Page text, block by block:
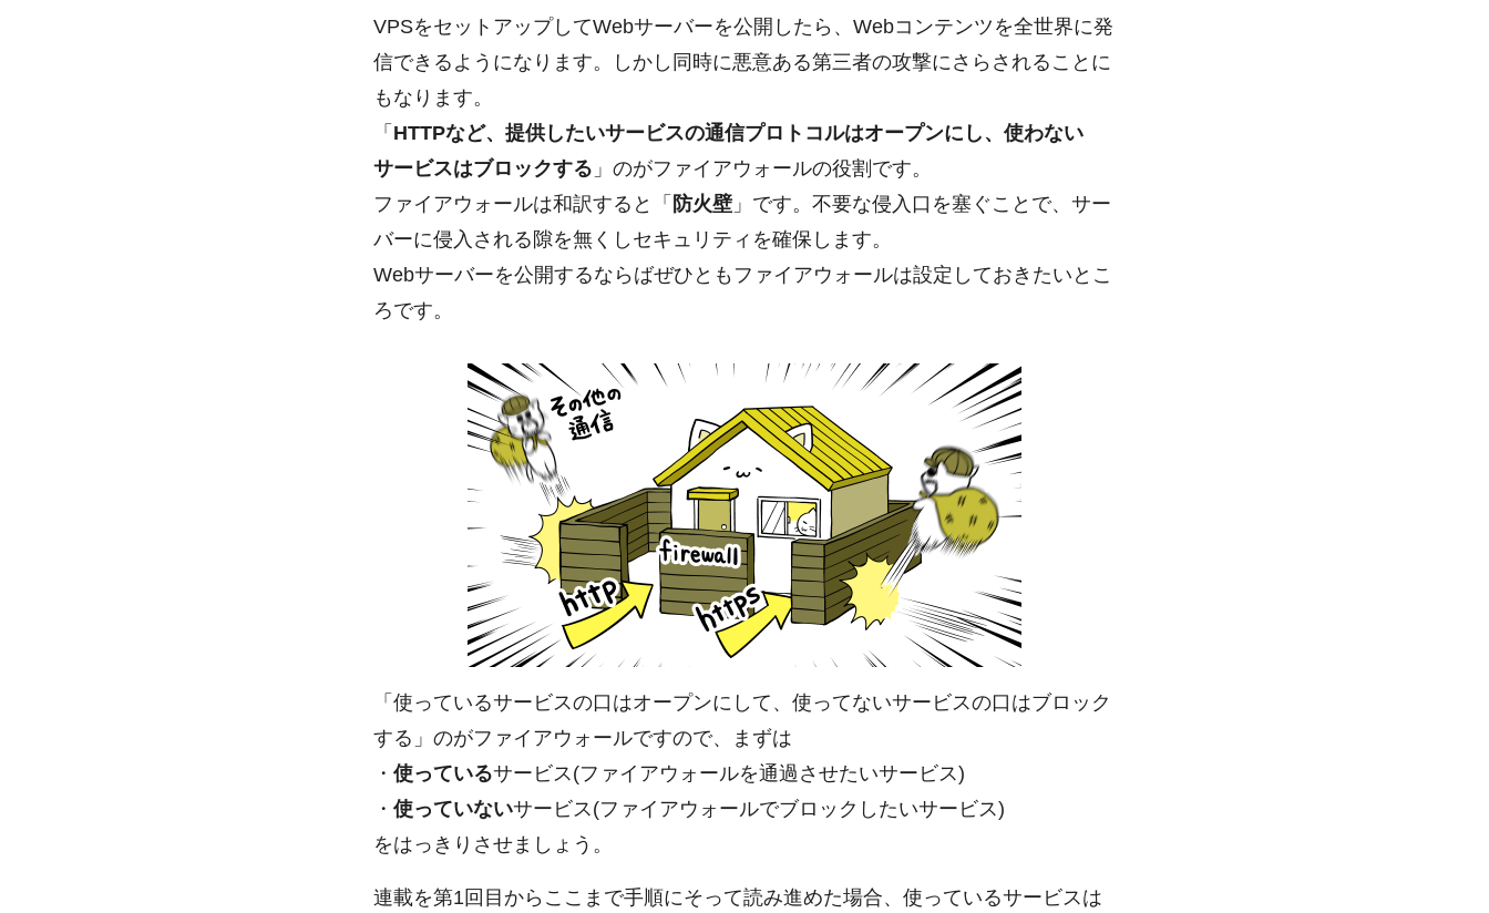
VPSをセットアップしてWebサーバーを公開したら、Webコンテンツを全世界に発
信できるようになります。しかし同時に悪意ある第三者の攻撃にさらされることに
もなります。
「 HTTPなど、提供したいサービスの通信プロトコルはオープンにし、使わない
サービスはブロックする 」のがファイアウォールの役割です。
ファイアウォールは和訳すると「 防火壁 」です。不要な侵入口を塞ぐことで、サー
バーに侵入される隙を無くしセキュリティを確保します。
Webサーバーを公開するならばぜひともファイアウォールは設定しておきたいとこ
ろです。
「使っているサービスの口はオープンにして、使ってないサービスの口はブロック
する」のがファイアウォールですので、まずは
・ 使っているサービス(ファイアウォールを通過させたいサービス)
・ 使っていないサービス(ファイアウォールでブロックしたいサービス)
をはっきりさせましょう。
連載を第1回目からここまで手順にそって読み進めた場合、使っているサービスは